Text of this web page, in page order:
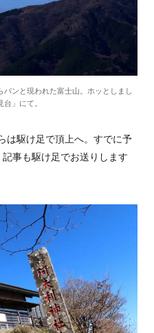
ンと現われた富士山。ホッとしまし
台」にて。
は駆け足で頂上へ。すでに予
事も駆け足でお送りします